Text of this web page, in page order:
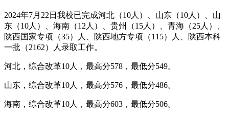
2024年7月22日我校已完成河北（10人）、山东（10人）、山
东（10人）、海南（12人）、贵州（15人）、青海（25人）、
陕西国家专项（35）人、陕西地方专项（115）人、陕西本科
一批（2162）人录取工作。
河北，综合改革10人，最高分578，最低分549。
山东，综合改革10人，最高分576，最低分486。
海南，综合改革10人，最高分603，最低分506。